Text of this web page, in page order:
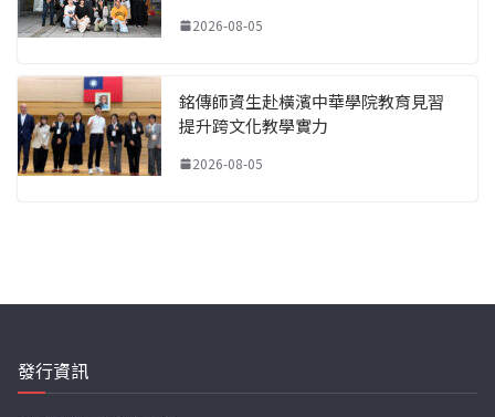
2026-08-05
銘傳師資生赴橫濱中華學院教育見習
提升跨文化教學實力
2026-08-05
發行資訊